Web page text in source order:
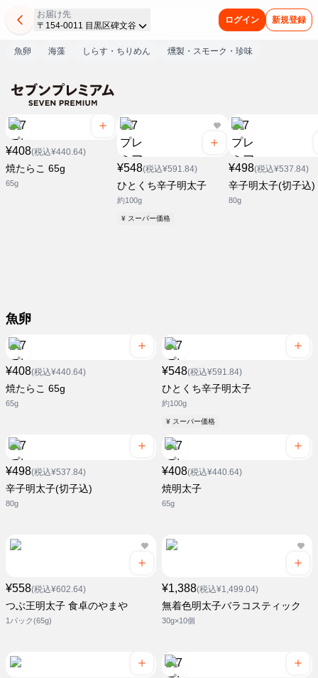
お届け先
〒154-0011 目黒区碑文谷
ログイン 新規登録
魚卵 海藻 しらす・ちりめん 燻製・スモーク・珍味
¥408(税込¥440.64)
焼たらこ 65g
65g
¥548(税込¥591.84)
ひとくち辛子明太子
約100g
¥ スーパー価格
¥498(税込¥537.84)
辛子明太子(切子込)
80g
魚卵
¥408(税込¥440.64)
焼たらこ 65g
65g
¥548(税込¥591.84)
ひとくち辛子明太子
約100g
¥ スーパー価格
¥498(税込¥537.84)
辛子明太子(切子込)
80g
¥408(税込¥440.64)
焼明太子
65g
¥558(税込¥602.64)
つぶ王明太子 食卓のやまや
1パック(65g)
¥1,388(税込¥1,499.04)
無着色明太子バラコスティック
30g×10個